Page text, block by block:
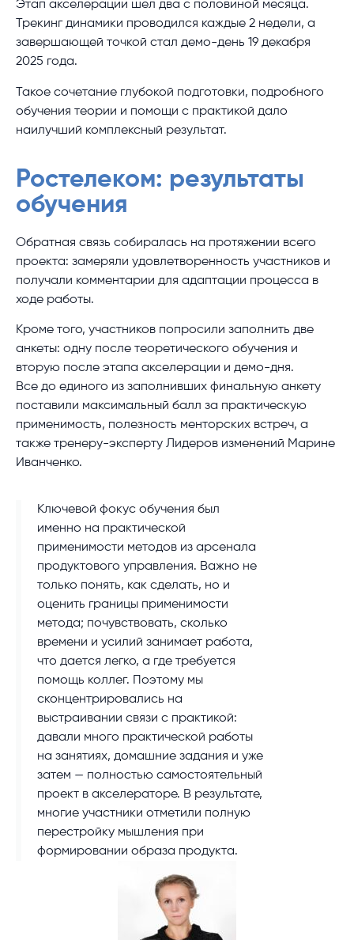
Этап акселерации шел два с половиной месяца.
Трекинг динамики проводился каждые 2 недели, а
завершающей точкой стал демо-день 19 декабря
2025 года.
Такое сочетание глубокой подготовки, подробного
обучения теории и помощи с практикой дало
наилучший комплексный результат.
Ростелеком: результаты
обучения
Обратная связь собиралась на протяжении всего
проекта: замеряли удовлетворенность участников и
получали комментарии для адаптации процесса в
ходе работы.
Кроме того, участников попросили заполнить две
анкеты: одну после теоретического обучения и
вторую после этапа акселерации и демо-дня.
Все до единого из заполнивших финальную анкету
поставили максимальный балл за практическую
применимость, полезность менторских встреч, а
также тренеру-эксперту Лидеров изменений Марине
Иванченко.
Ключевой фокус обучения был
именно на практической
применимости методов из арсенала
продуктового управления. Важно не
только понять, как сделать, но и
оценить границы применимости
метода; почувствовать, сколько
времени и усилий занимает работа,
что дается легко, а где требуется
помощь коллег. Поэтому мы
сконцентрировались на
выстраивании связи с практикой:
давали много практической работы
на занятиях, домашние задания и уже
затем — полностью самостоятельный
проект в акселераторе. В результате,
многие участники отметили полную
перестройку мышления при
формировании образа продукта.